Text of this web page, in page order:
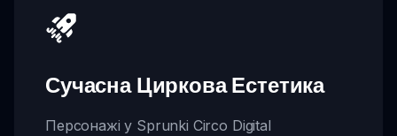
Сучасна Циркова Естетика
Персонажі у Sprunki Circo Digital